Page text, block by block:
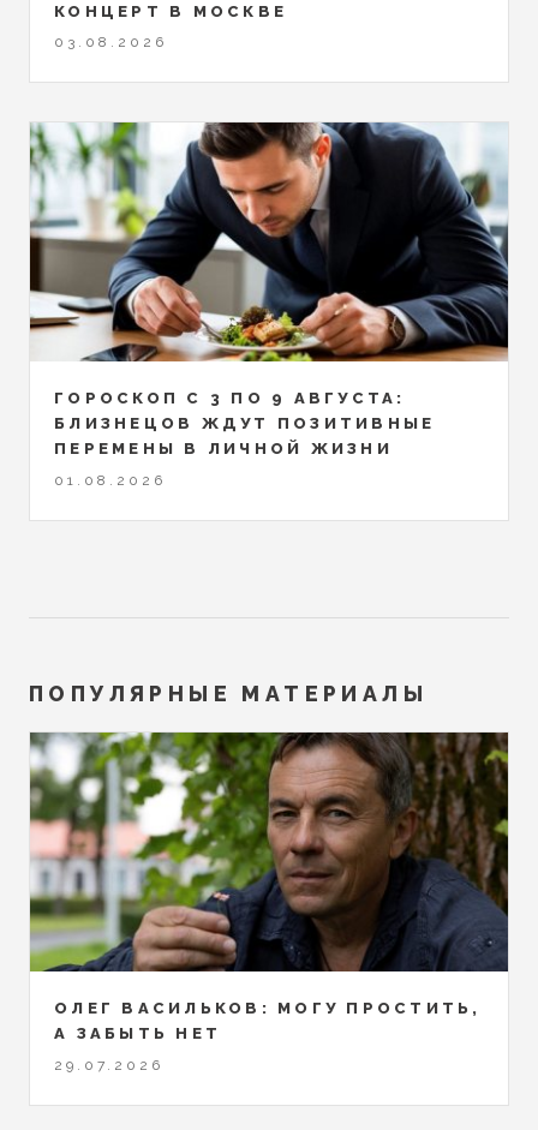
КОНЦЕРТ В МОСКВЕ
03.08.2026
ГОРОСКОП С 3 ПО 9 АВГУСТА:
БЛИЗНЕЦОВ ЖДУТ ПОЗИТИВНЫЕ
ПЕРЕМЕНЫ В ЛИЧНОЙ ЖИЗНИ
01.08.2026
ПОПУЛЯРНЫЕ МАТЕРИАЛЫ
ОЛЕГ ВАСИЛЬКОВ: МОГУ ПРОСТИТЬ,
А ЗАБЫТЬ НЕТ
29.07.2026